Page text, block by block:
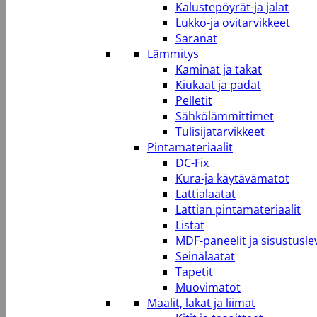
Kalustepöyrät-ja jalat
Lukko-ja ovitarvikkeet
Saranat
Lämmitys
Kaminat ja takat
Kiukaat ja padat
Pelletit
Sähkölämmittimet
Tulisijatarvikkeet
Pintamateriaalit
DC-Fix
Kura-ja käytävämatot
Lattialaatat
Lattian pintamateriaalit
Listat
MDF-paneelit ja
Seinälaatat
Tapetit
Muovimatot
Maalit, lakat ja liimat